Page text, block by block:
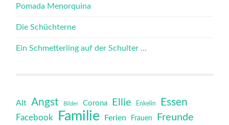
Pomada Menorquina
Die Schüchterne
Ein Schmetterling auf der Schulter …
Alt Angst Bilder Corona Ellie Enkelin Essen
Facebook Familie Ferien Frauen Freunde